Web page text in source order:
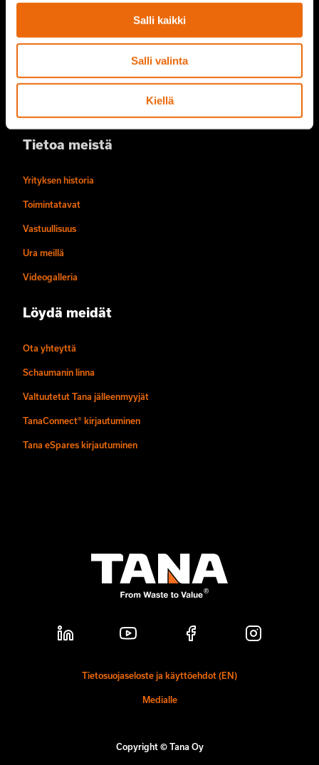
Salli kaikki
Salli valinta
Kiellä
Palvelut
Tana palvelut
Tietoa meistä
Yrityksen historia
Toimintatavat
Vastuullisuus
Ura meillä
Videogalleria
Löydä meidät
Ota yhteyttä
Schaumanin linna
Valtuutetut Tana jälleenmyyjät
TanaConnect® kirjautuminen
Tana eSpares kirjautuminen
Tietosuojaseloste ja käyttöehdot (EN)
Medialle
Copyright © Tana Oy